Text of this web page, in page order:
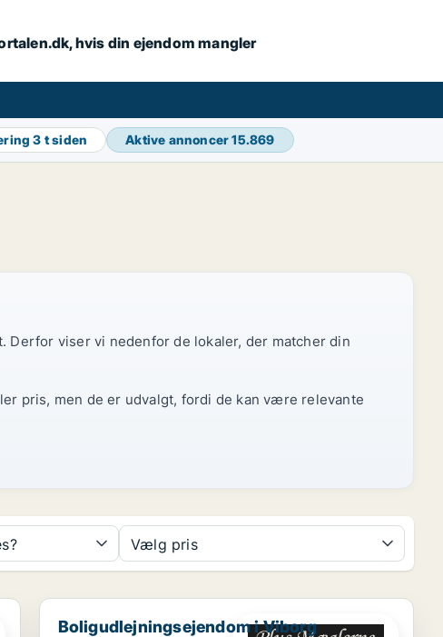
hvis din ejendom mangler
3 t siden Aktive annoncer15.869
viser vi nedenfor de lokaler, der matcher din
pris, men de er udvalgt, fordi de kan være relevante
Vælg pris
Boligudlejningsejendom i Viborg
Boligudlejningsejendom i Viborg